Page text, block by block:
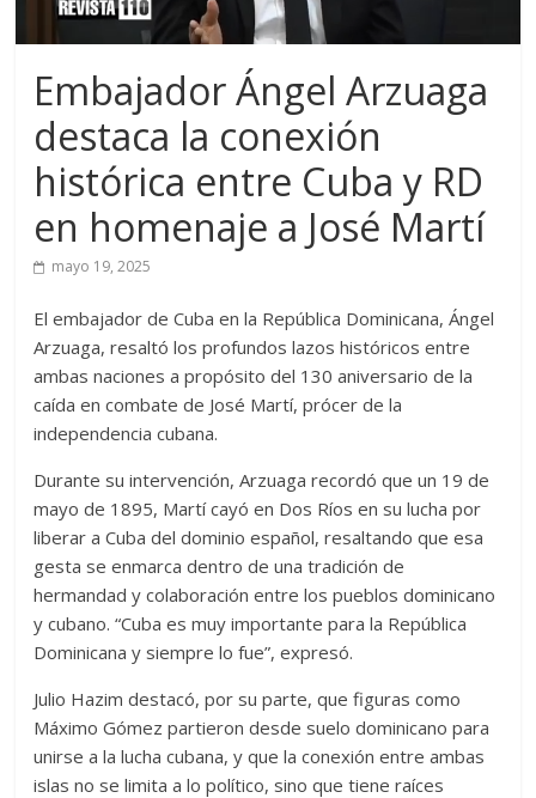
Embajador Ángel Arzuaga
destaca la conexión
histórica entre Cuba y RD
en homenaje a José Martí
mayo 19, 2025
El embajador de Cuba en la República Dominicana, Ángel
Arzuaga, resaltó los profundos lazos históricos entre
ambas naciones a propósito del 130 aniversario de la
caída en combate de José Martí, prócer de la
independencia cubana.
Durante su intervención, Arzuaga recordó que un 19 de
mayo de 1895, Martí cayó en Dos Ríos en su lucha por
liberar a Cuba del dominio español, resaltando que esa
gesta se enmarca dentro de una tradición de
hermandad y colaboración entre los pueblos dominicano
y cubano. “Cuba es muy importante para la República
Dominicana y siempre lo fue”, expresó.
Julio Hazim destacó, por su parte, que figuras como
Máximo Gómez partieron desde suelo dominicano para
unirse a la lucha cubana, y que la conexión entre ambas
islas no se limita a lo político, sino que tiene raíces